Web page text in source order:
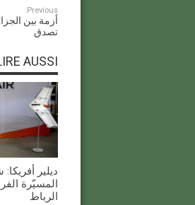
Previous:
أزمة بين
تصدق
AUSSI ...
ديلير
المسيّرة
الرباط